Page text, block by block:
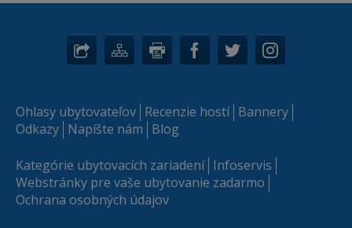
Ohlasy ubytovateľov Recenzie hostí Bannery
Odkazy Napíšte nám Blog
Kategórie ubytovacích zariadení Infoservis
Webstránky pre vaše ubytovanie zadarmo
Ochrana osobných údajov